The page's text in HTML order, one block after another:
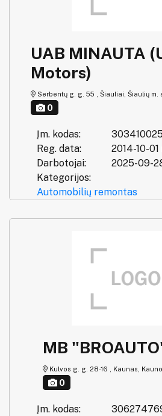
UAB MINAUTA
Motors)
Serbentų g. g. 55 , Šiauliai, Šiaulių m.
0
Įm. kodas:
303410025
Reg. data:
2014-10-
Darbotojai:
2025-09-
Kategorijos:
Automobilių remontas
MB
Kulvos g. g. 28-16 , Kaunas,
0
Įm. kodas: